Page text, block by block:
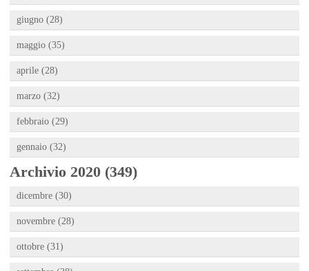
giugno (28)
maggio (35)
aprile (28)
marzo (32)
febbraio (29)
gennaio (32)
Archivio 2020 (349)
dicembre (30)
novembre (28)
ottobre (31)